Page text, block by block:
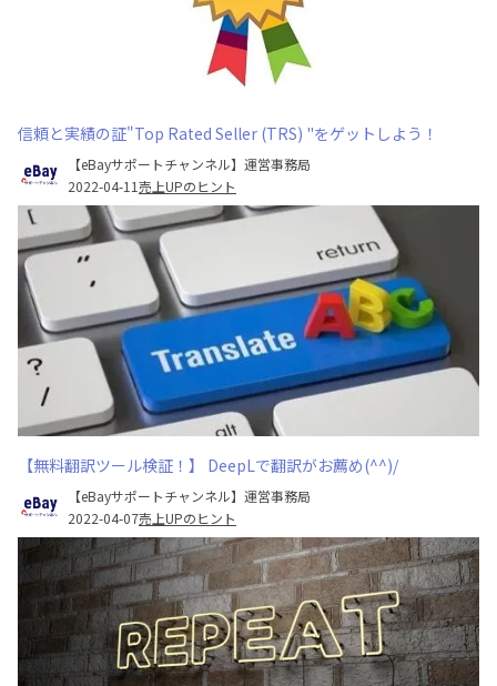
信頼と実績の証"Top Rated Seller (TRS) "をゲットしよう！
【eBayサポートチャンネル】運営事務局
2022-04-11売上UPのヒント
【無料翻訳ツール検証！】 DeepLで翻訳がお薦め(^^)/
【eBayサポートチャンネル】運営事務局
2022-04-07売上UPのヒント